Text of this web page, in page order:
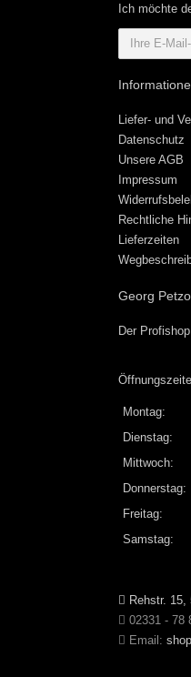
Ich möchte
Liefer- und
Datenschutz
Unsere AGB
Impressum
Rechtliche
Lieferzeiten
Georg
Der
Montag:
Dienstag:
Mittwoch:
Donnerstag:
Freitag:
Samstag:
Rehstr. 15,
02331 - 78
Email: